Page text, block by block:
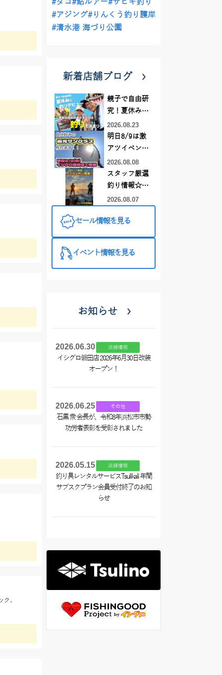
。
#タコ#鮎ルアー#サビキ釣り
#アジング#りんくう釣り護岸
#清水港 海づり公園
新着店舗ブログ
親子で自由研
究！夏休みに
釣りデビュー
2026.08.23
明日8/9は激
アツイベント
日！！！～オ
ーダー偏光グ
ラス受注会～
2026.08.08
スタッフ厳選
釣り情報☆彡
連休は何釣り
♪【イシグロ
2026.08.07
セール情報を見る
イベント情報を見る
お知らせ
2026.06.30 店舗情報
イシグロ磐田店 2026年6月30日改装
オープン！
2026.06.25 その他
石黒 衆 会長が、令和8年浜松市市勢
功労者表彰を受彰されました
2026.05.15 店舗情報
釣り具レンタルサービスTsulikali 年間
サブスクプラン会員受付終了のお知
らせ